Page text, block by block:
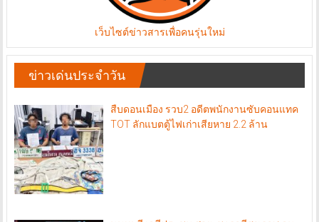
เว็บไซต์ข่าวสารเพื่อคนรุ่นใหม่
ข่าวเด่นประจำวัน
สืบดอนเมือง รวบ2 อดีตพนักงานซับคอนแทค
TOT ลักแบตตู้ไฟเก่าเสียหาย 2.2 ล้าน